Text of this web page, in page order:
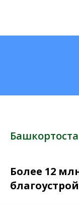
Более 12